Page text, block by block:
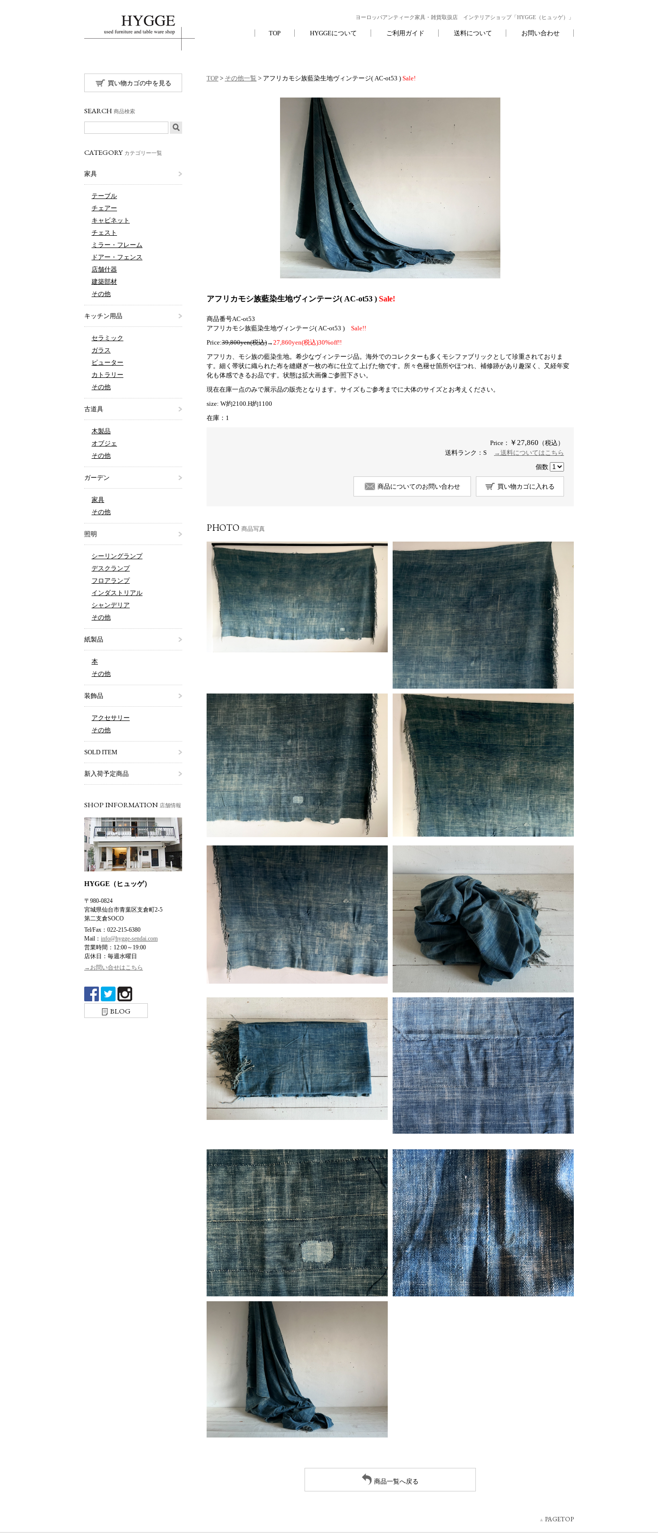
ヨーロッパアンティーク家具・雑貨取扱店 インテリアショップ「HYGGE（ヒュッゲ）」
TOP HYGGEについて ご利用ガイド 送料について お問い合わせ
TOP > その他一覧 > アフリカモシ族藍染生地ヴィンテージ( AC-ot53 ) Sale!
アフリカモシ族藍染生地ヴィンテージ( AC-ot53 ) Sale!
商品番号AC-ot53
アフリカモシ族藍染生地ヴィンテージ( AC-ot53 ) Sale!!
Price:39,800yen(税込)→27,860yen(税込)30%off!!
アフリカ、 モシ族の藍染生地。希少なヴィンテージ品。海外でのコレクターも多くモシファブリックとして珍重されておりま
す。細く帯状に織られた布を縫継ぎ一枚の布に仕立て上げた物です。所々色褪せ箇所やほつれ、補修跡があり趣深く、又経年変
化も体感できるお品です。状態は拡大画像ご参照下さい。
現在在庫一点のみで展示品の販売となります。サイズもご参考までに大体のサイズとお考えください。
size: W約2100.H約1100
在庫：1
Price： ￥27,860 （税込）
送料ランク：S
→送料についてはこちら
個数
買い物カゴに入れる
商品についてのお問い合わせ
PHOTO 商品写真
商品一覧へ戻る
買い物カゴの中を見る
SEARCH 商品検索
CATEGORY カテゴリー一覧
家具
テーブル
チェアー
キャビネット
チェスト
ミラー・フレーム
ドアー・フェンス
店舗什器
建築部材
その他
キッチン用品
セラミック
ガラス
ピューター
カトラリー
その他
古道具
木製品
オブジェ
その他
ガーデン
家具
その他
照明
シーリングランプ
デスクランプ
フロアランプ
インダストリアル
シャンデリア
その他
紙製品
本
その他
装飾品
アクセサリー
その他
SOLD ITEM
新入荷予定商品
SHOP INFORMATION 店舗情報
HYGGE（ヒュッゲ）
〒980-0824
宮城県仙台市青葉区支倉町2-5
第二支倉SOCO
Tel/Fax：022-215-6380
Mail： info@hygge-sendai.com
営業時間：12:00～19:00
店休日：毎週水曜日
→お問い合せはこちら
BLOG
PAGETOP